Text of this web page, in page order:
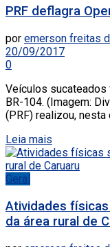
PRF deflagra
por emerson freitas
20/09/2017
0
Veículos
BR-104. (Imagem:
(PRF) realizou, nesta
Leia mais
Geral
Atividades
da área rural de